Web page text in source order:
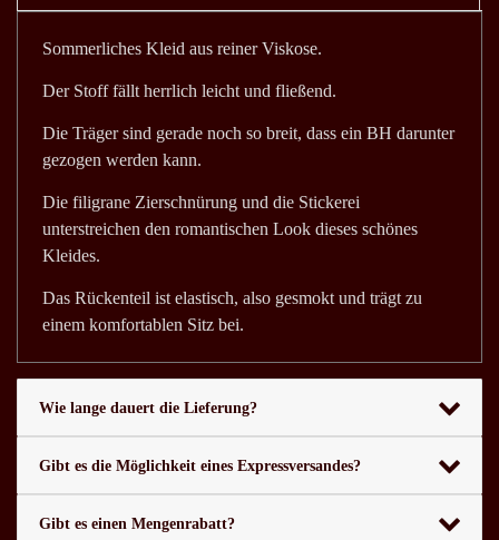
Sommerliches Kleid aus reiner Viskose.
Der Stoff fällt herrlich leicht und fließend.
Die Träger sind gerade noch so breit, dass ein BH darunter
gezogen werden kann.
Die filigrane Zierschnürung und die Stickerei
unterstreichen den romantischen Look dieses schönes
Kleides.
Das Rückenteil ist elastisch, also gesmokt und trägt zu
einem komfortablen Sitz bei.
Wie lange dauert die Lieferung?
Gibt es die Möglichkeit eines Expressversandes?
Gibt es einen Mengenrabatt?